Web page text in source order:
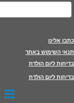
כתבו אלינו
תנאי השימוש באתר
בדיחות ליום הולדת
בדיחות ליום הולדת